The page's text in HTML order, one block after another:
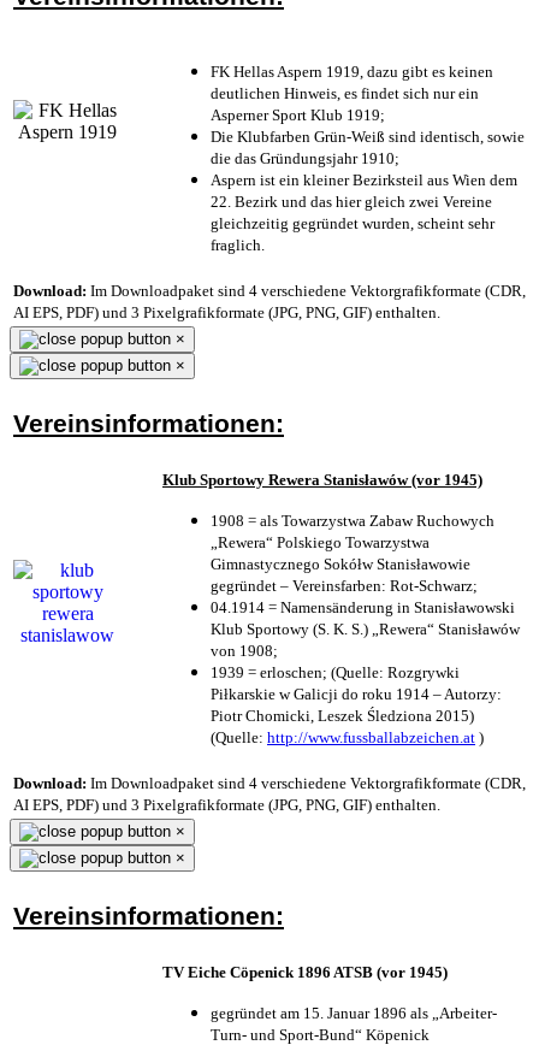
FK Hellas Aspern 1919, dazu gibt es keinen
deutlichen Hinweis, es findet sich nur ein
Asperner Sport Klub 1919;
Die Klubfarben Grün-Weiß sind identisch, sowie
die das Gründungsjahr 1910;
Aspern ist ein kleiner Bezirksteil aus Wien dem
22. Bezirk und das hier gleich zwei Vereine
gleichzeitig gegründet wurden, scheint sehr
fraglich.
Download: Im Downloadpaket sind 4 verschiedene Vektorgrafikformate (CDR,
AI EPS, PDF) und 3 Pixelgrafikformate (JPG, PNG, GIF) enthalten.
×
×
Vereinsinformationen:
Klub Sportowy Rewera Stanisławów (vor 1945)
1908 = als Towarzystwa Zabaw Ruchowych
„Rewera“ Polskiego Towarzystwa
Gimnastycznego Sokółw Stanisławowie
gegründet – Vereinsfarben: Rot-Schwarz;
04.1914 = Namensänderung in Stanisławowski
Klub Sportowy (S. K. S.) „Rewera“ Stanisławów
von 1908;
1939 = erloschen; (Quelle: Rozgrywki
Piłkarskie w Galicji do roku 1914 – Autorzy:
Piotr Chomicki, Leszek Śledziona 2015)
(Quelle: http://www.fussballabzeichen.at )
Download: Im Downloadpaket sind 4 verschiedene Vektorgrafikformate (CDR,
AI EPS, PDF) und 3 Pixelgrafikformate (JPG, PNG, GIF) enthalten.
×
×
Vereinsinformationen:
TV Eiche Cöpenick 1896 ATSB (vor 1945)
gegründet am 15. Januar 1896 als „Arbeiter-
Turn- und Sport-Bund“ Köpenick